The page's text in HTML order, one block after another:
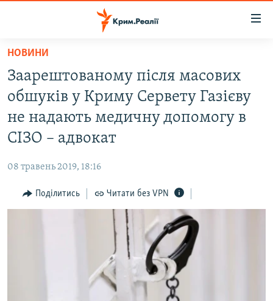
Перейти
основного
матеріалу
Перейти
до
основної
Перейти
пошуку
ВОДА.КРИМ
ВІДЕО ТА ФОТО
ПОЛІТИКА
ПОГЛЯД
ІНТЕРВ'Ю
ВІДЕОУРОКИ «ELIFBE»
ЯК ОБІЙТИ БЛОКУВАННЯ
НОВИНИ
Заарештованому після масових
обшуків у Криму Сервету Газієву
не надають медичну допомогу в
СІЗО – адвокат
08 травень 2019, 18:16
Поділитись Читати без VPN